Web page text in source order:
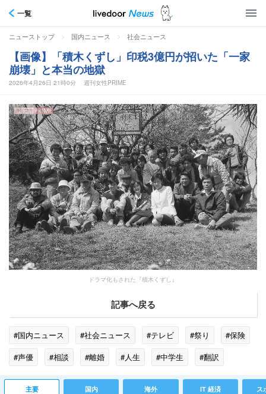
一覧
ニューストップ > 国内ニュース > 社会ニュース
【画像】「積木くずし」印税3億円が招いた「一家
崩壊」と本当の地獄
2026年4月26日 21時0分 週刊女性PRIME
ドラマ化もされた『積木くずし』
記事へ戻る
#国内ニュース #社会ニュース #テレビ #祭り
#保険
#声優
#相談 #離婚 #人生 #中学生
#翻訳
#積木くずし
#フォーカス #家族
#健康保険
主要 国内 海外 IT 経済 ス